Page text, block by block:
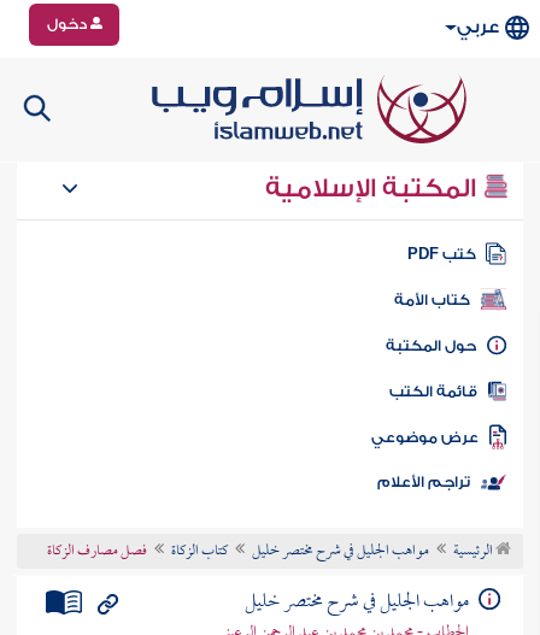
عربي دخول
المكتبة الإسلامية
كتب PDF
كتاب الأمة
المكتبة
الكتب
موضوعي
تراجم الأعلام
الرئيسية مواهب الجليل في شرح مختصر خليل كتاب الزكاة فصل مصارف الزكاة
مواهب الجليل في شرح مختصر خليل